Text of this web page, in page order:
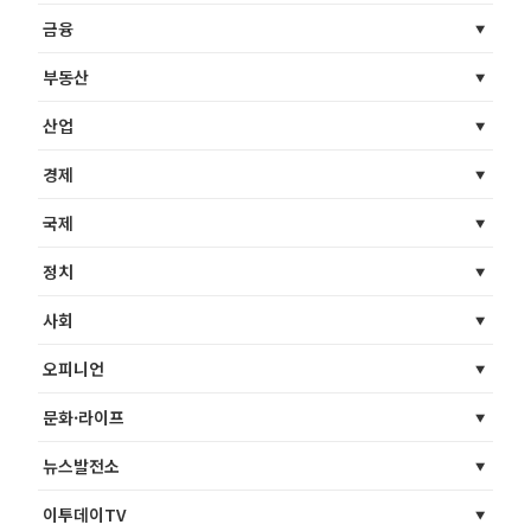
금융
부동산
산업
경제
국제
정치
사회
오피니언
문화·라이프
뉴스발전소
이투데이TV